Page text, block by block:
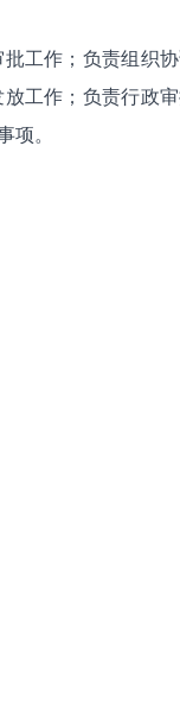
作；负责组织协
工作；负责行政
项。